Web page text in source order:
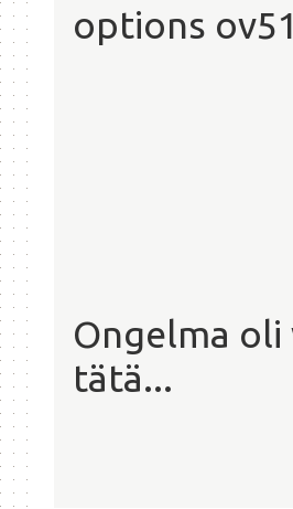
options
Ongelma oli
tätä...